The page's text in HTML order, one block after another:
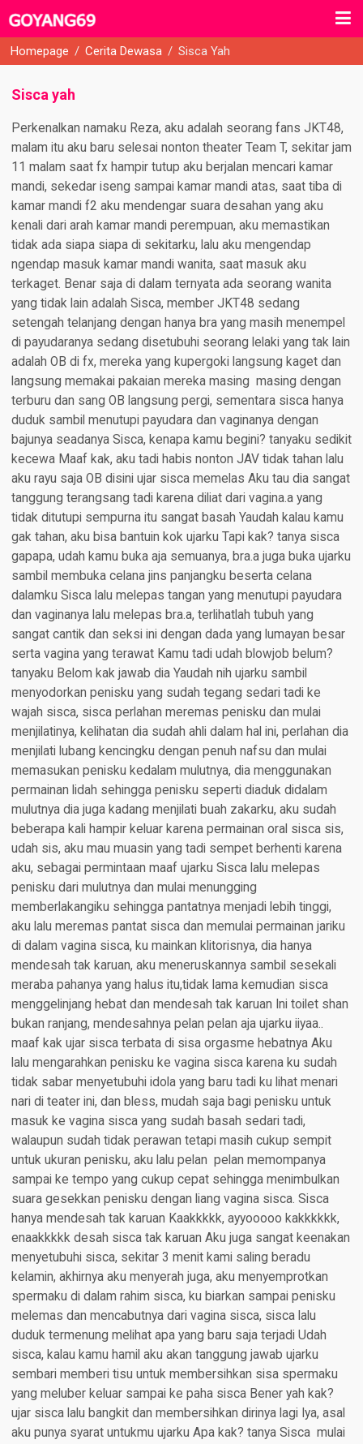
Homepage / Cerita Dewasa / Sisca Yah
Sisca yah
Perkenalkan namaku Reza, aku adalah seorang fans JKT48,
malam itu aku baru selesai nonton theater Team T, sekitar jam
11 malam saat fx hampir tutup aku berjalan mencari kamar
mandi, sekedar iseng sampai kamar mandi atas, saat tiba di
kamar mandi f2 aku mendengar suara desahan yang aku
kenali dari arah kamar mandi perempuan, aku memastikan
tidak ada siapa siapa di sekitarku, lalu aku mengendap 
ngendap masuk kamar mandi wanita, saat masuk aku
terkaget. Benar saja di dalam ternyata ada seorang wanita
yang tidak lain adalah Sisca, member JKT48 sedang
setengah telanjang dengan hanya bra yang masih menempel
di payudaranya sedang disetubuhi seorang lelaki yang tak lain
adalah OB di fx, mereka yang kupergoki langsung kaget dan
langsung memakai pakaian mereka masing  masing dengan
terburu dan sang OB langsung pergi, sementara sisca hanya
duduk sambil menutupi payudara dan vaginanya dengan
bajunya seadanya Sisca, kenapa kamu begini? tanyaku sedikit
kecewa Maaf kak, aku tadi habis nonton JAV tidak tahan lalu
aku rayu saja OB disini ujar sisca memelas Aku tau dia sangat
tanggung terangsang tadi karena diliat dari vagina.a yang
tidak ditutupi sempurna itu sangat basah Yaudah kalau kamu
gak tahan, aku bisa bantuin kok ujarku Tapi kak? tanya sisca
gapapa, udah kamu buka aja semuanya, bra.a juga buka ujarku
sambil membuka celana jins panjangku beserta celana
dalamku Sisca lalu melepas tangan yang menutupi payudara
dan vaginanya lalu melepas bra.a, terlihatlah tubuh yang
sangat cantik dan seksi ini dengan dada yang lumayan besar
serta vagina yang terawat Kamu tadi udah blowjob belum?
tanyaku Belom kak jawab dia Yaudah nih ujarku sambil
menyodorkan penisku yang sudah tegang sedari tadi ke
wajah sisca, sisca perlahan meremas penisku dan mulai
menjilatinya, kelihatan dia sudah ahli dalam hal ini, perlahan dia
menjilati lubang kencingku dengan penuh nafsu dan mulai
memasukan penisku kedalam mulutnya, dia menggunakan
permainan lidah sehingga penisku seperti diaduk didalam
mulutnya dia juga kadang menjilati buah zakarku, aku sudah
beberapa kali hampir keluar karena permainan oral sisca sis,
udah sis, aku mau muasin yang tadi sempet berhenti karena
aku, sebagai permintaan maaf ujarku Sisca lalu melepas
penisku dari mulutnya dan mulai menungging
memberlakangiku sehingga pantatnya menjadi lebih tinggi,
aku lalu meremas pantat sisca dan memulai permainan jariku
di dalam vagina sisca, ku mainkan klitorisnya, dia hanya
mendesah tak karuan, aku meneruskannya sambil sesekali
meraba pahanya yang halus itu,tidak lama kemudian sisca
menggelinjang hebat dan mendesah tak karuan Ini toilet shan
bukan ranjang, mendesahnya pelan pelan aja ujarku iiyaa..
maaf kak ujar sisca terbata di sisa orgasme hebatnya Aku
lalu mengarahkan penisku ke vagina sisca karena ku sudah
tidak sabar menyetubuhi idola yang baru tadi ku lihat menari
nari di teater ini, dan bless, mudah saja bagi penisku untuk
masuk ke vagina sisca yang sudah basah sedari tadi,
walaupun sudah tidak perawan tetapi masih cukup sempit
untuk ukuran penisku, aku lalu pelan  pelan memompanya
sampai ke tempo yang cukup cepat sehingga menimbulkan
suara gesekkan penisku dengan liang vagina sisca. Sisca
hanya mendesah tak karuan Kaakkkkk, ayyooooo kakkkkkk,
enaakkkkk desah sisca tak karuan Aku juga sangat keenakan
menyetubuhi sisca, sekitar 3 menit kami saling beradu
kelamin, akhirnya aku menyerah juga, aku menyemprotkan
spermaku di dalam rahim sisca, ku biarkan sampai penisku
melemas dan mencabutnya dari vagina sisca, sisca lalu
duduk termenung melihat apa yang baru saja terjadi Udah
sisca, kalau kamu hamil aku akan tanggung jawab ujarku
sembari memberi tisu untuk membersihkan sisa spermaku
yang meluber keluar sampai ke paha sisca Bener yah kak?
ujar sisca lalu bangkit dan membersihkan dirinya lagi Iya, asal
aku punya syarat untukmu ujarku Apa kak? tanya Sisca  mulai